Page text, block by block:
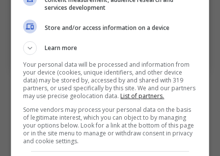
C’è già la prima cena per il sostituto alla Juve – Ansa –
Come rivelato dal portale, calciomercato.it,
Raffaele Palladino sarebbe l’indiziato numero
uno per il sostituto di Tudor. Sarebbe già a
services development
Store and/or access information on a device
Learn more
Your personal data will be processed and information from
your device (cookies, unique identifiers, and other device
data) may be stored by, accessed by and shared with 319
partners, or used specifically by this site. We and our partners
may use precise geolocation data. List of partners.
Some vendors may process your personal data on the basis
of legitimate interest, which you can object to by managing
your options below. Look for a link at the bottom of this page
or in the site menu to manage or withdraw consent in privacy
and cookie settings.